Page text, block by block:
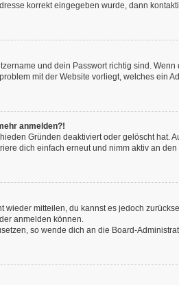
korrekt eingegeben wurde, dann
und dein Passwort richtig sind.
mit der Website vorliegt, welches ein
anmelden?!
Gründen deaktiviert oder gelöscht
dich einfach erneut und nimm aktiv an
mitteilen, du kannst es jedoch
anmelden können.
so wende dich an die Board-